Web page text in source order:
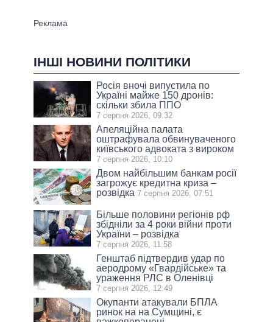
ІНШІ НОВИНИ ПОЛІТИКИ
Росія вночі випустила по
Україні майже 150 дронів:
скільки збила ППО
7 серпня 2026, 09:32
Апеляційна палата
оштрафувала обвинуваченого
київського адвоката з вироком
7 серпня 2026, 10:10
Двом найбільшим банкам росії
загрожує кредитна криза –
розвідка 7 серпня 2026, 07:51
Більше половини регіонів рф
збідніли за 4 роки війни проти
України – розвідка
7 серпня 2026, 11:58
Генштаб підтвердив удар по
аеродрому «Гвардійське» та
ураження РЛС в Оленівці
7 серпня 2026, 12:49
Окупанти атакували БПЛА
ринок на на Сумщині, є